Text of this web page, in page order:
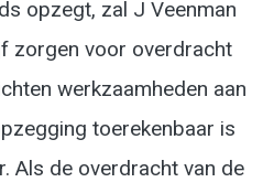
opzegt, zal J Veenman
zorgen voor overdracht
werkzaamheden aan
toerekenbaar is
Als de overdracht van de